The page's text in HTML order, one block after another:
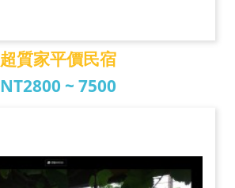
超質家平價民宿
NT2800 ~ 7500